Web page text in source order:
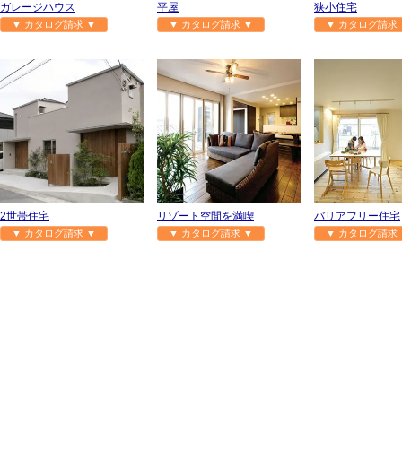
ガレージハウス
▼ カタログ請求 ▼
平屋
▼ カタログ請求 ▼
狭小住宅
▼ カタログ請
2世帯住宅
▼ カタログ請求 ▼
リゾート空間を満喫
▼ カタログ請求 ▼
バリアフリー住宅
▼ カタログ請